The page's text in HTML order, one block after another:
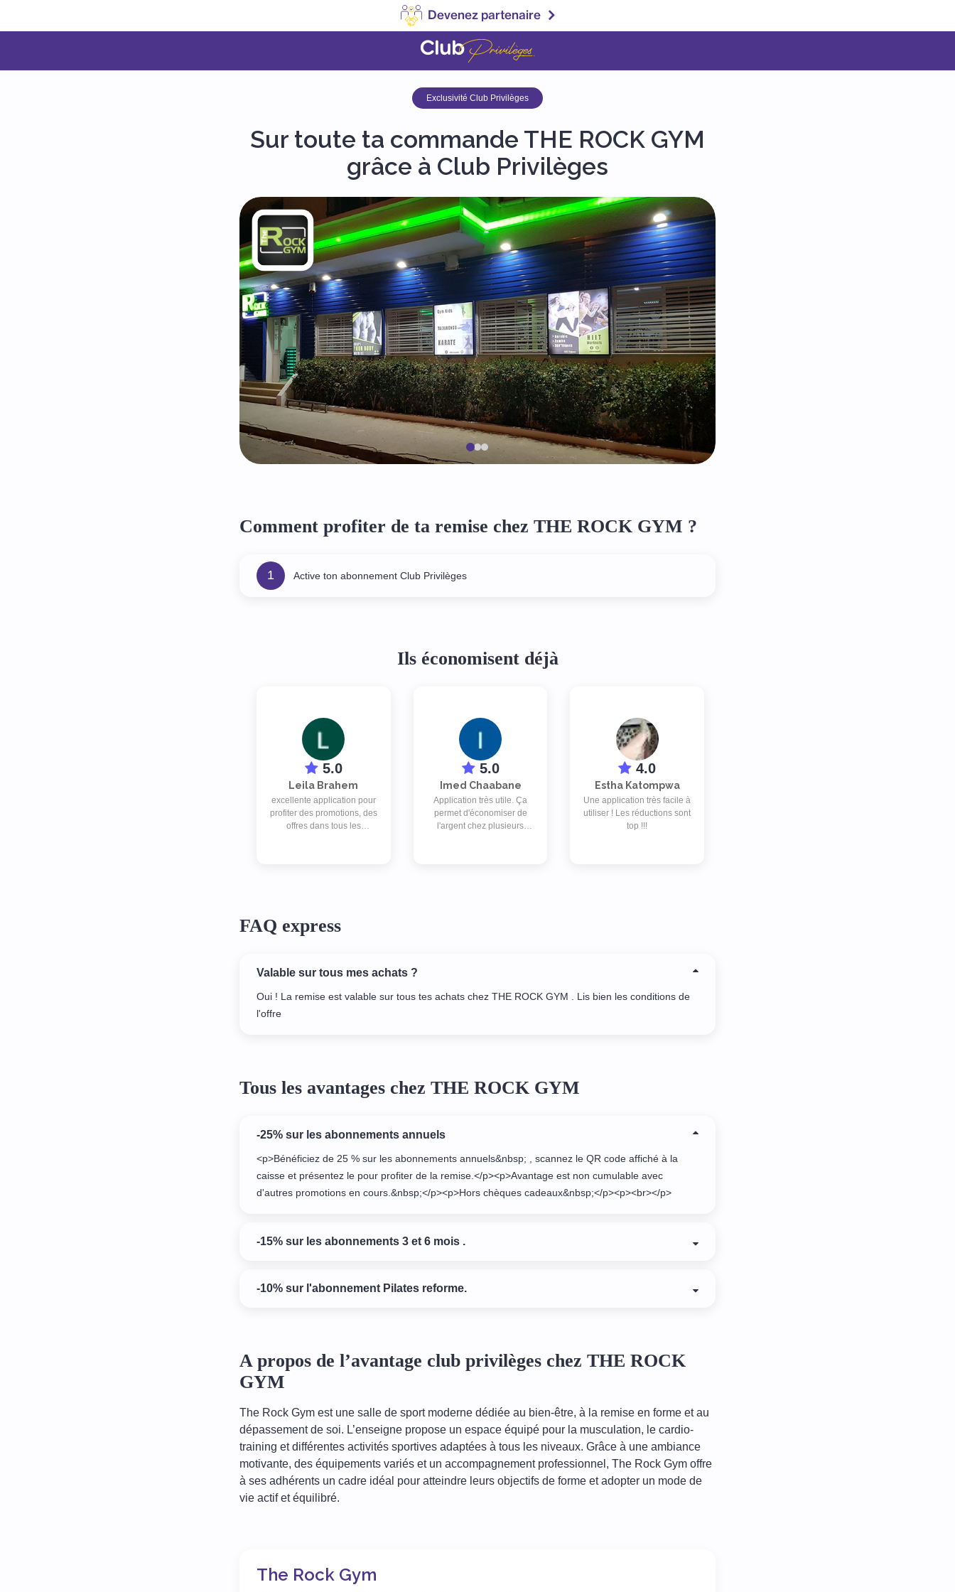
Devenez partenaire
Exclusivité Club Privilèges
Sur toute ta commande THE ROCK GYM
grâce à Club Privilèges
Comment profiter de ta remise chez THE ROCK GYM ?
1 Active ton abonnement Club Privilèges
Ils économisent déjà
5.0
Leila Brahem
excellente application pour
profiter des promotions, des
offres dans tous les
5.0
Imed Chaabane
Application très utile. Ça
permet d'économiser de
l'argent chez plusieurs
4.0
Estha Katompwa
Une application très facile à
utiliser ! Les réductions sont
top !!!
FAQ express
Valable sur tous mes achats ?
Oui ! La remise est valable sur tous tes achats chez THE ROCK GYM . Lis bien les conditions de
l'offre
Tous les avantages chez THE ROCK GYM
-25% sur les abonnements annuels
<p>Bénéficiez de 25 % sur les abonnements annuels&nbsp; , scannez le QR code affiché à la
caisse et présentez le pour profiter de la remise.</p><p>Avantage est non cumulable avec
d'autres promotions en cours.&nbsp;</p><p>Hors chèques cadeaux&nbsp;</p><p><br></p>
-15% sur les abonnements 3 et 6 mois .
-10% sur l'abonnement Pilates reforme.
A propos de l’avantage club privilèges chez THE ROCK
GYM
The Rock Gym est une salle de sport moderne dédiée au bien-être, à la remise en forme et au
dépassement de soi. L’enseigne propose un espace équipé pour la musculation, le cardio-
training et différentes activités sportives adaptées à tous les niveaux. Grâce à une ambiance
motivante, des équipements variés et un accompagnement professionnel, The Rock Gym offre
à ses adhérents un cadre idéal pour atteindre leurs objectifs de forme et adopter un mode de
vie actif et équilibré.
The Rock Gym